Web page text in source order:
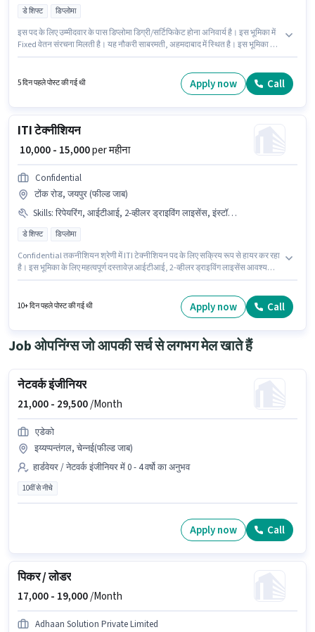
डे शिफ्ट डिप्लोमा
इस पद के लिए उम्मीदवार के पास डिप्लोमा डिग्री/सर्टिफिकेट होना अनिवार्य है। इस भूमिका में
Fixed वेतन संरचना मिलती है। यह नौकरी साबरमती, अहमदाबाद में स्थित है। इस भूमिका के
भूमिका 6 - 36 महीने वर्ष के अनुभव वाले के लिए खुली है, मासिक वेतन ₹25000 रहेगा।
5 दिन पहले पोस्ट की गई थी Apply now Call
ITI टेक्नीशियन
₹ 10,000 - 15,000per महीना
Confidential
टोंक रोड, जयपुर (फील्ड जाब)
Skills: रिपेयरिंग, आईटीआई, 2-व्हीलर ड्राइविंग लाइसेंस, इंस्टॉलेशन, सर्विसिंग, बाइक
डे शिफ्ट डिप्लोमा
Confidential तकनीशियन श्रेणी में ITI टेक्नीशियन पद के लिए सक्रिय रूप से हायर कर रहा
है। इस भूमिका के लिए महत्वपूर्ण दस्तावेज़ आईटीआई, 2-व्हीलर ड्राइविंग लाइसेंस आवश्यक
भूमिका है, जिसमें डे शिफ्ट और 6 days working प्रति सप्ताह है। इस भूमिका के लिए
उम्मीदवार के पास रिपेयरिंग, सर्विसिंग, इंस्टॉलेशन होना अनिवार्य है।
10+ दिन पहले पोस्ट की गई थी Apply now Call
Job ओपनिंग्स जो आपकी सर्च से लगभग मेल खाते हैं
नेटवर्क इंजीनियर
21,000 - 29,500/Month
एडेको
इय्यप्पन्तंगल, चेन्नई(फील्ड जाब)
हार्डवेयर / नेटवर्क इंजीनियर में 0 - 4 वर्षो का अनुभव
10वीं से नीचे
Apply now Call
पिकर / लोडर
17,000 - 19,000/Month
Adhaan Solution Private Limited